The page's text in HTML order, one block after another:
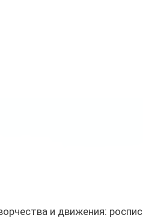
и движения: